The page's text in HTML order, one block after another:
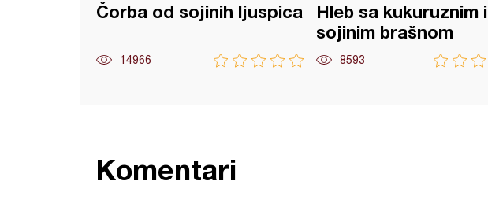
Čorba od sojinih ljuspica
14966
Hleb sa kukuruznim i
sojinim brašnom
8593
Komentari